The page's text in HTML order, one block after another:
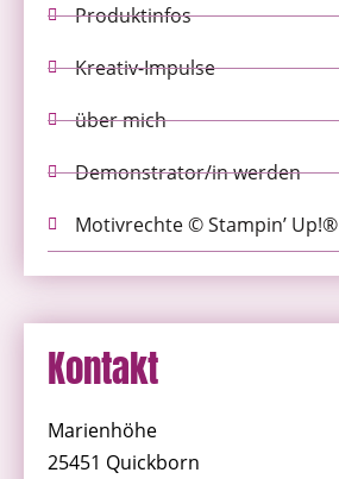
Produktinfos
Kreativ-Impulse
über mich
Demonstrator/in werden
Motivrechte © Stampin’ Up!®
Kontakt
Marienhöhe
25451 Quickborn